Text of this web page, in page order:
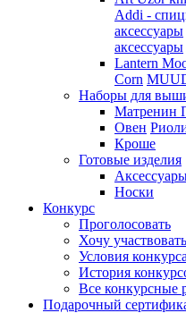
Addi -
аксессуары
аксессуары
Lantern
Corn
Наборы для
Матренин
Овен
Кроше
Готовые изделия
Носки
Конкурс
Проголосовать
Хочу участвовать
Условия конкурса
История
Все конкурсные
Подарочный